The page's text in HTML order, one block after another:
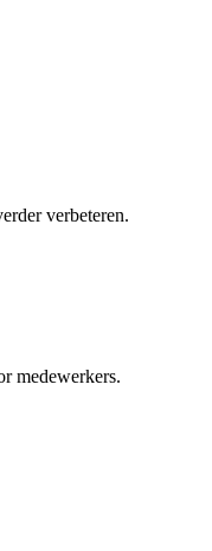
verbeteren.
medewerkers.